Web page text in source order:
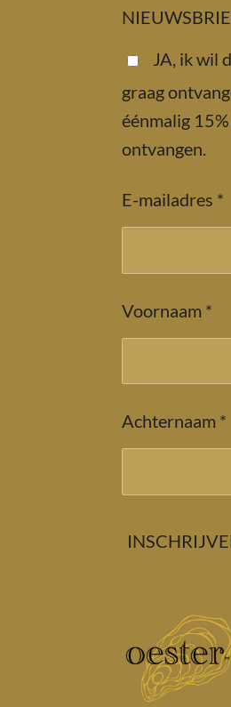
b
o
k
a
r
a
m
JA, ik wil
graag
éénmalig
ontvangen.
E-mailadres *
Voornaam *
Achternaam *